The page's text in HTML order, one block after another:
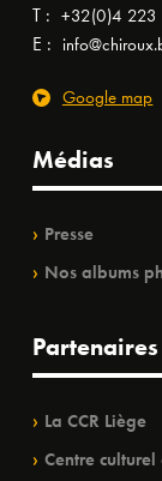
T : +32(0)4
E :
Google map
Médias
Presse
Nos albums
Partenaires
La CCR Liège
Centre culturel